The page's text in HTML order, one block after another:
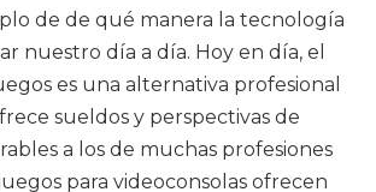
de de qué manera la tecnología
nuestro día a día. Hoy en día, el
es una alternativa profesional
sueldos y perspectivas de
a los de muchas profesiones
para videoconsolas ofrecen